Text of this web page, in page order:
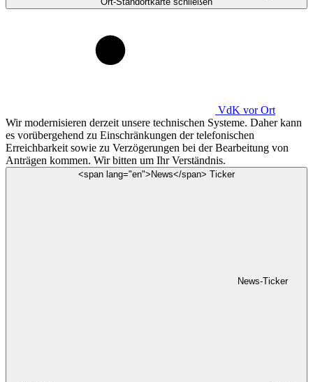
VdK vor Ort
Wir modernisieren derzeit unsere technischen Systeme. Daher kann
es vorübergehend zu Einschränkungen der telefonischen
Erreichbarkeit sowie zu Verzögerungen bei der Bearbeitung von
Anträgen kommen. Wir bitten um Ihr Verständnis.
<span lang="en">News</span> Ticker
News-Ticker